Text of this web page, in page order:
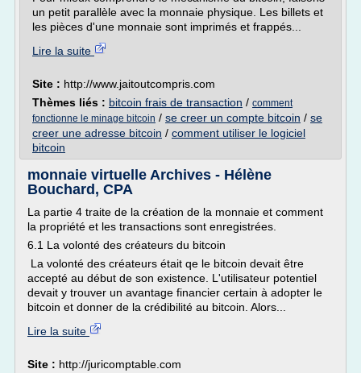
un petit parallèle avec la monnaie physique. Les billets et
les pièces d'une monnaie sont imprimés et frappés...
Lire la suite
Site : http://www.jaitoutcompris.com
Thèmes liés : bitcoin frais de transaction / comment
fonctionne le minage bitcoin / se creer un compte bitcoin / se
creer une adresse bitcoin / comment utiliser le logiciel
bitcoin
monnaie virtuelle Archives - Hélène
Bouchard, CPA
La partie 4 traite de la création de la monnaie et comment
la propriété et les transactions sont enregistrées.
6.1 La volonté des créateurs du bitcoin
La volonté des créateurs était qe le bitcoin devait être
accepté au début de son existence. L'utilisateur potentiel
devait y trouver un avantage financier certain à adopter le
bitcoin et donner de la crédibilité au bitcoin. Alors...
Lire la suite
Site : http://juricomptable.com